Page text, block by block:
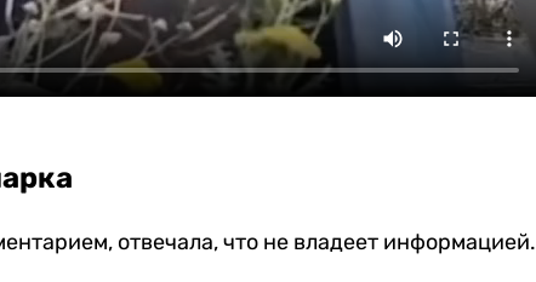
отвечала, что не владеет информацией.